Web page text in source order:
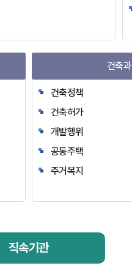
건축과
건축정책
건축허가
개발행위
공동주택
주거복지
직속기관